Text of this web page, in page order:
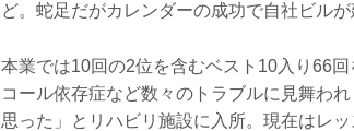
ど。蛇足だがカレンダーの成功で自社ビル
本業では10回の2位を含むベスト10入り66
コール依存症など数々のトラブルに見舞わ
思った」とリハビリ施設に入所。現在はレ